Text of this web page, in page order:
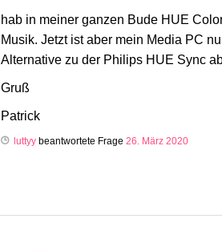
hab in meiner ganzen Bude HUE
Musik. Jetzt ist aber mein Media PC
Alternative zu der Philips HUE Sync
Gruß
Patrick
luttyy beantwortete Frage 26. März 2020